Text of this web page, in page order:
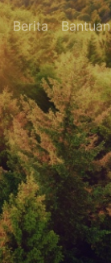
Berita Bantuan